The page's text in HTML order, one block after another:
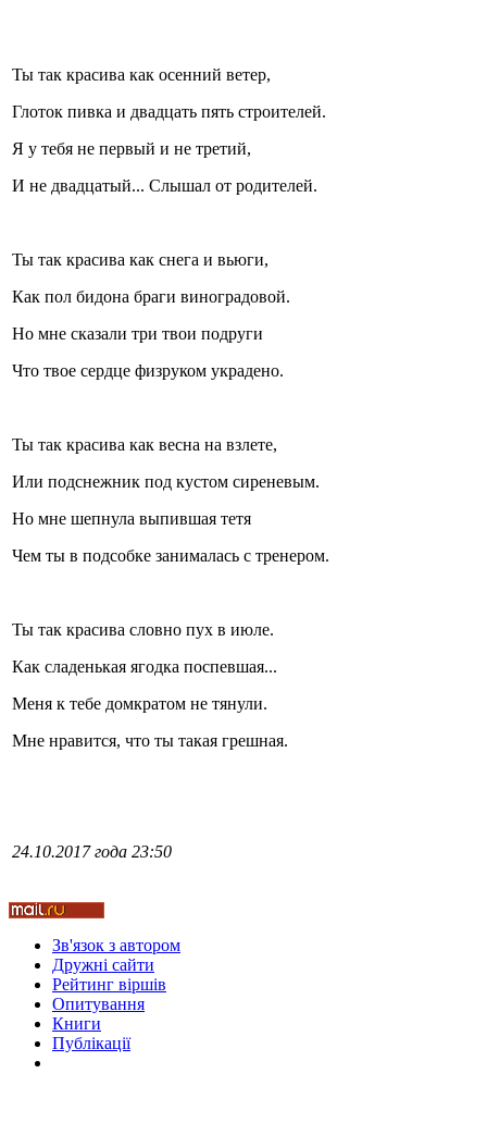
Стамбул 2010
Ты так красива как осенний ветер,
Глоток пивка и двадцать пять строителей.
Я у тебя не первый и не третий,
И не двадцатый... Слышал от родителей.
Ты так красива как снега и вьюги,
Как пол бидона браги виноградовой.
Но мне сказали три твои подруги
Что твое сердце физруком украдено.
Ты так красива как весна на взлете,
Или подснежник под кустом сиреневым.
Но мне шепнула выпившая тетя
Чем ты в подсобке занималась с тренером.
Ты так красива словно пух в июле.
Как сладенькая ягодка поспевшая...
Меня к тебе домкратом не тянули.
Мне нравится, что ты такая грешная.
24.10.2017 года 23:50
Зв'язок з автором
Дружні cайти
Рейтинг віршів
Опитування
Книги
Публікації